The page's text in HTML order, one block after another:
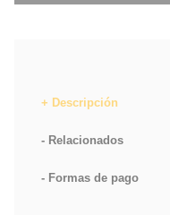
Descripción
Relacionados
Formas de pago